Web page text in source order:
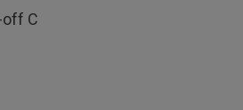
off C